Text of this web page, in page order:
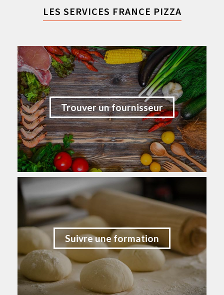
LES SERVICES FRANCE PIZZA
Trouver un fournisseur
Suivre une formation